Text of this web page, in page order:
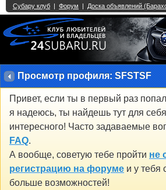
Просмотр профиля: SFSTSF
Привет, если ты в первый раз
я надеюсь, ты найдешь тут для
интересного! Часто задаваемые
FAQ.
А вообще, советую тебе пройти не
регистрацию на форуме и у тебя
больше возможностей!
Single Sign On provided
2 3 4 5 6 7 8 9 10 11 12 13 14 15 16 17 18
27 28 29 30 31 32 33 34 35 36 37